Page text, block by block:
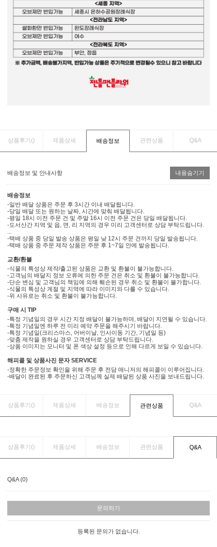
상품후기() 제품상세 배송정보 관련상품 Q&A
배송정보 및 안내사항 내용숨기기
배송정보
-일반 배달 상품은 주문 후 3시간 이내 배달됩니다.
-당일 배달 또는 원하는 날짜, 시간에 맞춰 배달됩니다.
-평일 18시 이전 주문 건 및 주말 16시 이전 주문 건은 당일 배달됩니다.
-도서산간 지역 및 읍, 면, 리 지역의 경우 미리 고객센터로 상담 부탁드립니다.
...
-택배 상품 중 당일 발송 상품은 평일 낮 12시 주문 건까지 당일 발송됩니다.
-택배 상품 중 주문 제작 상품은 주문 후 1~7일 안에 발송됩니다.
교환/환불
-식물의 특성상 제작/출고된 상품은 교환 및 환불이 불가능합니다.
-고객님의 배달지 정보 오류에 의한 주문 건은 취소 및 환불이 불가능합니다.
-단순 변심 및 고객님의 책임에 의해 훼손된 경우 취소 및 환불이 불가합니다.
-식물의 특성상 계절 및 지역에 따라 이미지와 다를 수 있습니다.
-위 사유로는 취소 및 환불이 불가능합니다.
구매 시 TIP
-특정 기념일의 경우 시간 지정 배달이 불가능하며, 배달이 지연될 수 있습니다.
-특정 기념일엔 하루 전 미리 예약 주문을 해주시기 바랍니다.
-특정 기념일(크리스마스, 어버이날, 인사이동 기간, 기념일 등)
-맞춤 제작을 원하실 경우 고객센터로 상담 부탁드립니다.
-상품 이미지는 모니터 및 폰 색상 설정 등으로 인해 다르게 보일 수 있습니다.
해피콜 및 상품사진 문자 SERVICE
-정확한 주문정보 확인을 위해 주문 후 전담 매니저의 해피콜이 이루어집니다.
-배달이 완료된 후 주문하신 고객님께 실제 배달된 상품 사진을 보내드립니다.
상품후기() 제품상세 배송정보 관련상품 Q&A
상품후기() 제품상세 배송정보 관련상품 Q&A
Q&A (0)
문의하기
등록된 문의가 없습니다.